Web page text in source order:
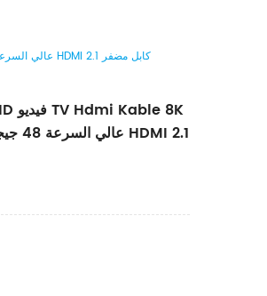
DTECH ذكر إلى ذكر مطلي بالذهب HD فيديو TV Hdmi Kable 8K @ 60 هرتز 3D HDR عالي السرعة 48 جيجابت في الثانية HDMI 2.1 كابل مضفر